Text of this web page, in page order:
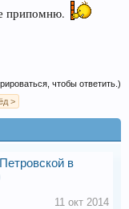
припомню.
чтобы ответить.)
>
в
11 окт 2014